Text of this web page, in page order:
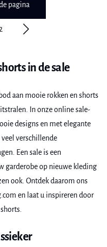
pagina
2
in de sale
aan mooie rokken en shorts
In onze online sale-
designs en met elegante
verschillende
Een sale is een
garderobe op nieuwe kleding
ook. Ontdek daarom ons
en laat u inspireren door